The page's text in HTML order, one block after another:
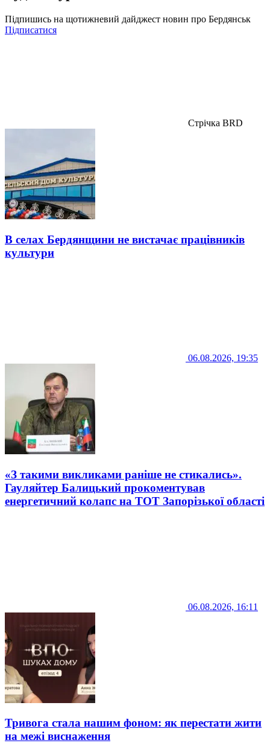
Підпишись на щотижневий дайджест новин про Бердянськ
Підписатися
Стрічка BRD
В селах Бердянщини не вистачає працівників
культури
06.08.2026, 19:35
«З такими викликами раніше не стикались».
Гауляйтер Балицький прокоментував
енергетичний колапс на ТОТ Запорізької області
06.08.2026, 16:11
Тривога стала нашим фоном: як перестати жити
на межі виснаження